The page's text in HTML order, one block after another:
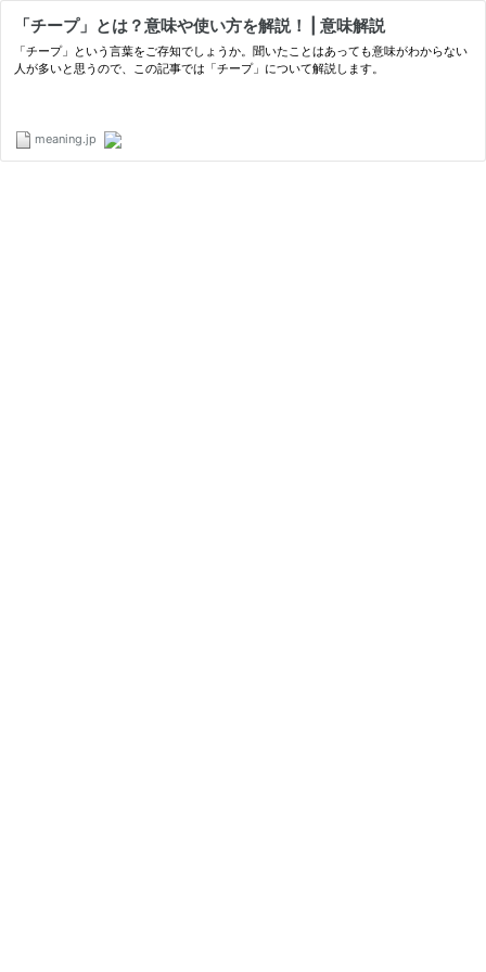
「チープ」とは？意味や使い方を解説！ | 意味解説
「チープ」という言葉をご存知でしょうか。聞いたことはあっても意味がわからない
人が多いと思うので、この記事では「チープ」について解説します。
meaning.jp